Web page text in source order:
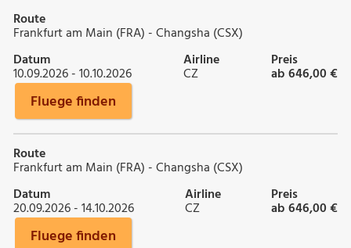
Route
Frankfurt am Main (FRA) - Changsha (CSX)
Datum
10.09.2026 - 10.10.2026
Airline
CZ
Preis
ab 646,00 €
Fluege finden
Route
Frankfurt am Main (FRA) - Changsha (CSX)
Datum
20.09.2026 - 14.10.2026
Airline
CZ
Preis
ab 646,00 €
Fluege finden